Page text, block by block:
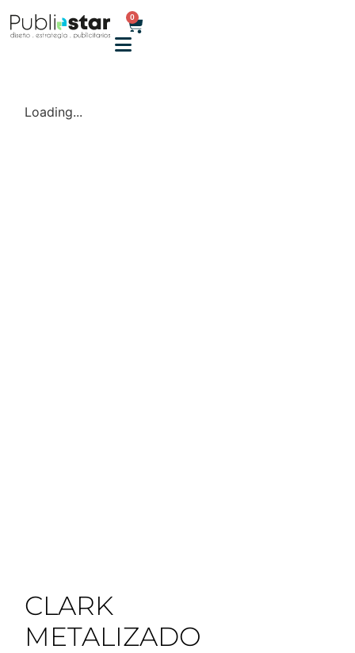
0
Loading...
CLARK
METALIZADO